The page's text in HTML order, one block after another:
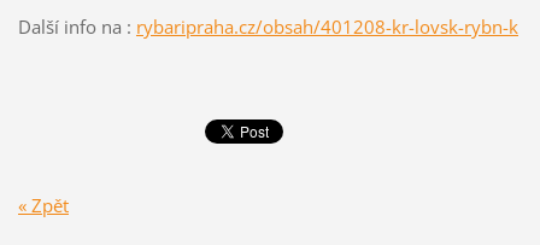
Další info na : rybaripraha.cz/obsah/401208-kr-lovsk-rybn-k
« Zpět